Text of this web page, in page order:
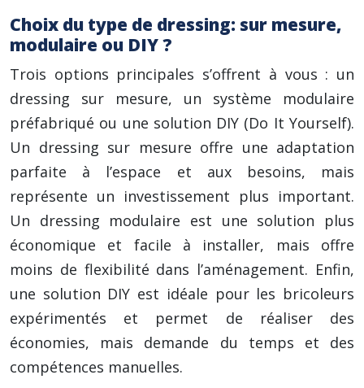
Choix du type de dressing: sur mesure,
modulaire ou DIY ?
Trois options principales s’offrent à vous : un
dressing sur mesure, un système modulaire
préfabriqué ou une solution DIY (Do It Yourself).
Un dressing sur mesure offre une adaptation
parfaite à l’espace et aux besoins, mais
représente un investissement plus important.
Un dressing modulaire est une solution plus
économique et facile à installer, mais offre
moins de flexibilité dans l’aménagement. Enfin,
une solution DIY est idéale pour les bricoleurs
expérimentés et permet de réaliser des
économies, mais demande du temps et des
compétences manuelles.